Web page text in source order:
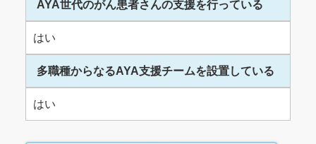
AYA世代のがん患者さんの支援を行っている
はい
多職種からなるAYA支援チームを設置している
はい